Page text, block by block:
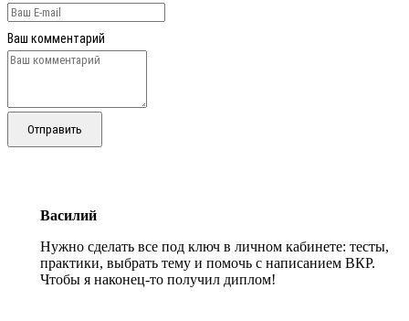
Ваш комментарий
Отправить
Василий
Нужно сделать все под ключ в личном кабинете: тесты,
практики, выбрать тему и помочь с написанием ВКР.
Чтобы я наконец-то получил диплом!